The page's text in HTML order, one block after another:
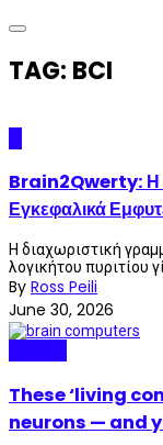
TAG: BCI
Brain2Qwerty: Η
Εγκεφαλικά
Η διαχωριστική
λογικήτου πυριτίου
By Ross Peili
June 30, 2026
These ‘living
neurons — and